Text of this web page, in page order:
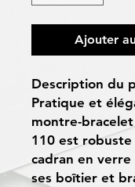
Ajouter
Description du
Pratique et
montre-bracelet
110 est robuste
cadran en
ses boîtier et